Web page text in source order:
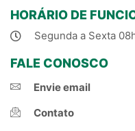
HORÁRIO DE
Segunda a Sexta
FALE CONOSCO
Envie email
Contato